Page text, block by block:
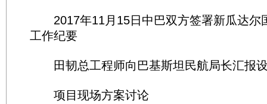
2017年11月15日中巴双方签署新瓜达尔
工作纪要
田韧总工程师向巴基斯坦民航局长汇报
项目现场方案讨论